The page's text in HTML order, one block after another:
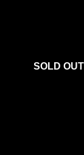
SOLD OUT